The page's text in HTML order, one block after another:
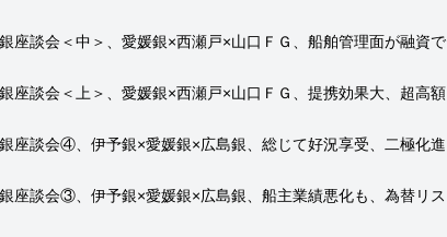
座談会＜中＞、愛媛銀×西瀬戸×山口ＦＧ、船舶管理面が融資で
座談会＜上＞、愛媛銀×西瀬戸×山口ＦＧ、提携効果大、超高額
座談会④、伊予銀×愛媛銀×広島銀、総じて好況享受、二極化進
座談会③、伊予銀×愛媛銀×広島銀、船主業績悪化も、為替リス